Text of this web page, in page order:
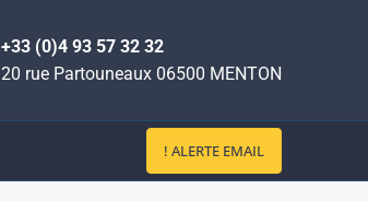
+33 (0)4 93 57 32 32
20 rue Partouneaux 06500 MENTON
! ALERTE EMAIL